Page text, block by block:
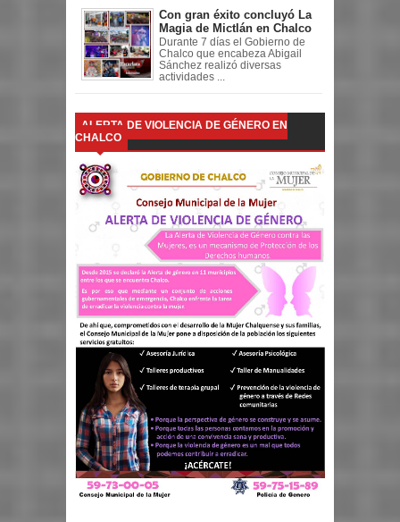
Con gran éxito concluyó La
Magia de Mictlán en Chalco
Durante 7 días el Gobierno de
Chalco que encabeza Abigail
Sánchez realizó diversas
actividades ...
ALERTA DE VIOLENCIA DE GÉNERO EN
CHALCO